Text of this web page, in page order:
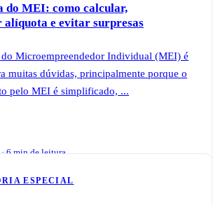
do MEI: como calcular,
alíquota e evitar surpresas
Microempreendedor Individual (MEI) é
muitas dúvidas, principalmente porque o
pelo MEI é simplificado, ...
6 min de leitura
ESPECIAL